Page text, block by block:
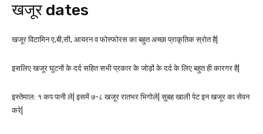
खजूर dates
खजूर विटामिन ए,बी,सी, आयरन व फोस्फोरस का बहुत अच्छा प्राकृतिक स्रोत है|
इसलिए खजूर घुटनों के दर्द सहित सभी प्रकार के जोड़ों के दर्द के लिए बहुत ही कारगर है|
इस्तेमाल: १ कप पानी ले| इसमें ७-८ खजूर रातभर भिगोले| सुबह खाली पेट इन खजूर का सेवन
करे|